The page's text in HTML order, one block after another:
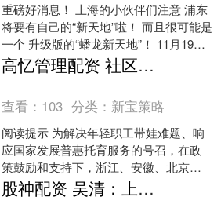
重磅好消息！ 上海的小伙伴们注意 浦东
将要有自己的“新天地”啦！ 而且很可能是
一个 升级版的“蟠龙新天地”！ 11月19日
瑞安房地产发布公告宣布 将携手陆家
嘴....
高忆管理配资 社区托育资源加速铺开 开在产业园的托育园能否长久？
查看： 103 分类： 新宝策略
阅读提示 为解决年轻职工带娃难题、响
应国家发展普惠托育服务的号召，在政
策鼓励和支持下，浙江、安徽、北京、
四川、江苏等地一些城市的产业园、写
字楼里建起了托育园，职....
股神配资 吴清：上证综指年化波动率15.9%，较“十三五”下降2.8个百分点